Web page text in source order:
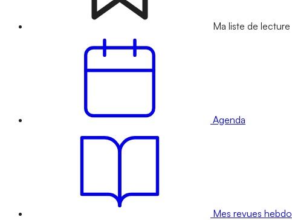
Ma liste de lecture
Agenda
Mes revues hebdo